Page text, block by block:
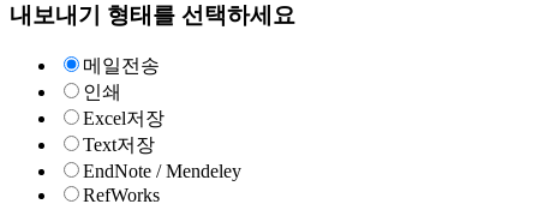
내보내기 형태를 선택하세요
메일전송
인쇄
Excel저장
Text저장
EndNote / Mendeley
RefWorks